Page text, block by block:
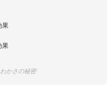
果
果
かさの秘密